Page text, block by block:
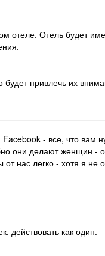
Отель будет
будет привлечь их
- все, что вам
они делают женщин -
нас легко - хотя я не
действовать как один.